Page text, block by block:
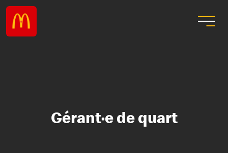
Gérant·e de quart